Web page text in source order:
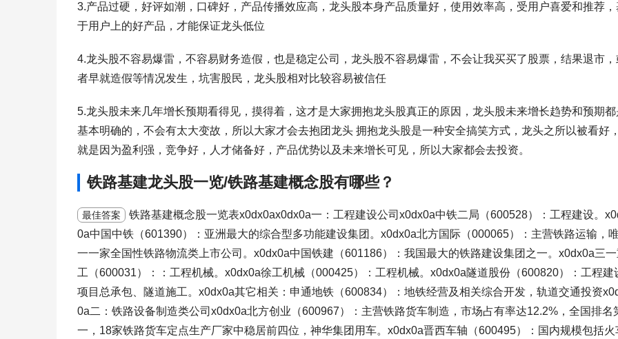
3.产品过硬，好评如潮，口碑好，产品传播效应高，龙头股本身产品质量好，使用效率高，受用户喜爱和推荐，
于用户上的好产品，才能保证龙头低位
4.龙头股不容易爆雷，不容易财务造假，也是稳定公司，龙头股不容易爆雷，不会让我买买了股票，结果退市，
者早就造假等情况发生，坑害股民，龙头股相对比较容易被信任
5.龙头股未来几年增长预期看得见，摸得着，这才是大家拥抱龙头股真正的原因，龙头股未来增长趋势和预期都
基本明确的，不会有太大变故，所以大家才会去抱团龙头 拥抱龙头股是一种安全搞笑方式，龙头之所以被看好，
就是因为盈利强，竞争好，人才储备好，产品优势以及未来增长可见，所以大家都会去投资。
铁路基建龙头股一览/铁路基建概念股有哪些？
最佳答案
铁路基建概念股一览表x0dx0ax0dx0a一：工程建设公司x0dx0a中铁二局（600528）：工程建设。
0a中国中铁（601390）：亚洲最大的综合型多功能建设集团。x0dx0a北方国际（000065）：主营铁路运输，
一一家全国性铁路物流类上市公司。x0dx0a中国铁建（601186）：我国最大的铁路建设集团之一。x0dx0a三
工（600031）：：工程机械。x0dx0a徐工机械（000425）：工程机械。x0dx0a隧道股份（600820）：工程建
项目总承包、隧道施工。x0dx0a其它相关：申通地铁（600834）：地铁经营及相关综合开发，轨道交通投资
0a二：铁路设备制造类公司x0dx0a北方创业（600967）：主营铁路货车制造，市场占有率达12.2%，全国排名
一，18家铁路货车定点生产厂家中稳居前四位，神华集团用车。x0dx0a晋西车轴（600495）：国内规模包括火